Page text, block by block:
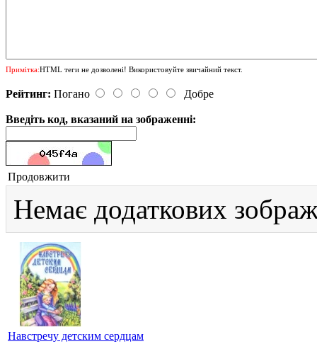
Примітка:HTML теги не дозволені! Використовуйте звичайний текст.
Рейтинг: Погано Добре
Введіть код, вказаний на зображенні:
Продовжити
Немає додаткових
Навстречу детским сердцам